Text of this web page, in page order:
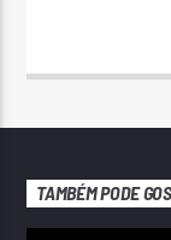
TAMBÉM PODE